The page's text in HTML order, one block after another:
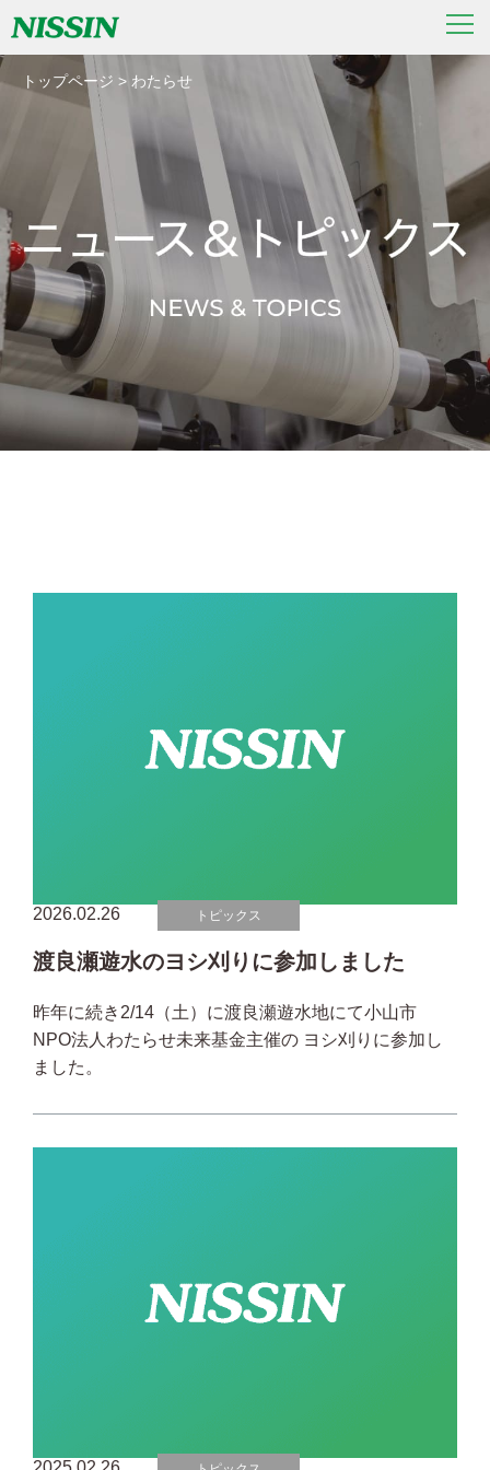
トップページ > わたらせ
2026.02.26 トピックス
渡良瀬遊水のヨシ刈りに参加しました
昨年に続き2/14（土）に渡良瀬遊水地にて小山市
NPO法人わたらせ未来基金主催の ヨシ刈りに参加し
ました。